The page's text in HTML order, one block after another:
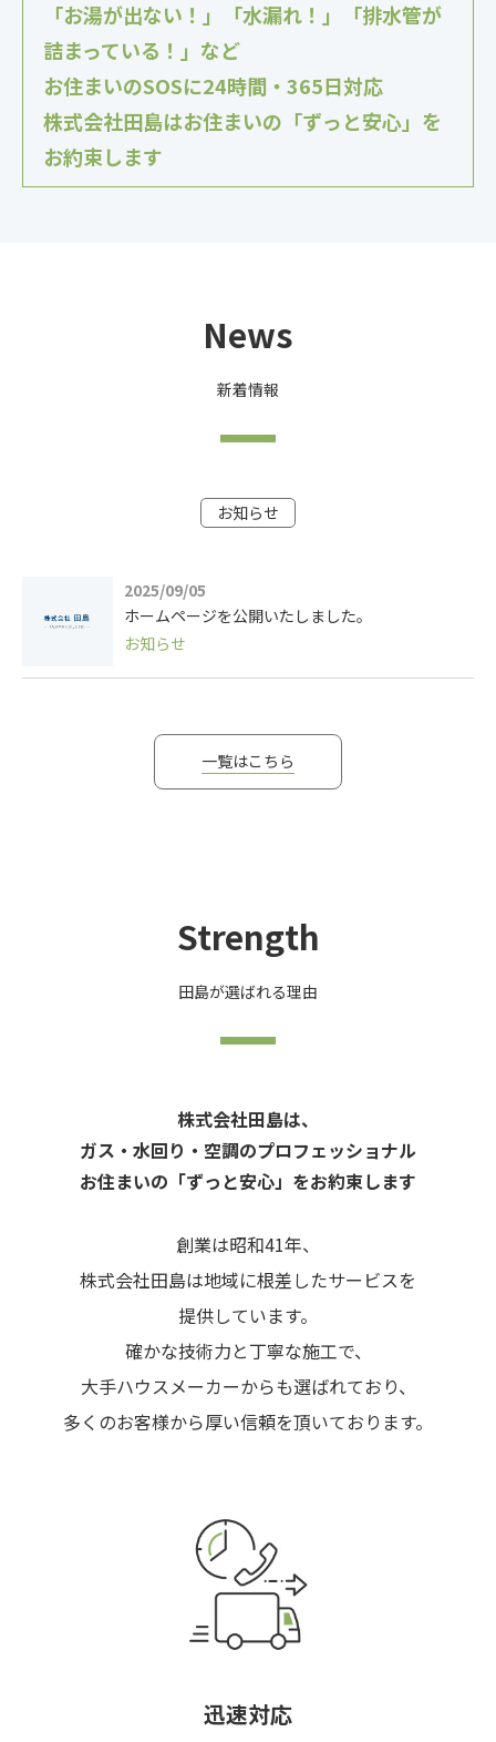
「お湯が出ない！」「水漏れ！」「排水管が
詰まっている！」など
お住まいのSOSに24時間・365日対応
株式会社田島はお住まいの「ずっと安心」を
お約束します
News
新着情報
お知らせ
2025/09/05
ホームページを公開いたしました。
お知らせ
一覧はこちら
Strength
田島が選ばれる理由
株式会社田島は、
ガス・水回り・空調のプロフェッショナル
お住まいの「ずっと安心」をお約束します
創業は昭和41年、
株式会社田島は地域に根差したサービスを
提供しています。
確かな技術力と丁寧な施工で、
大手ハウスメーカーからも選ばれており、
多くのお客様から厚い信頼を頂いております。
迅速対応